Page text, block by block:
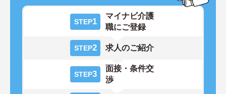
STEP1
マイナビ介護
職にご登録
STEP2 求人のご紹介
STEP3
面接・条件交
渉